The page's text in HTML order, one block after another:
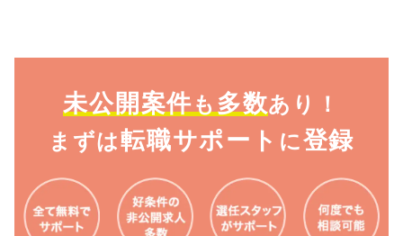
未公開案件も 多数あり！
まずは転職サポート に登録